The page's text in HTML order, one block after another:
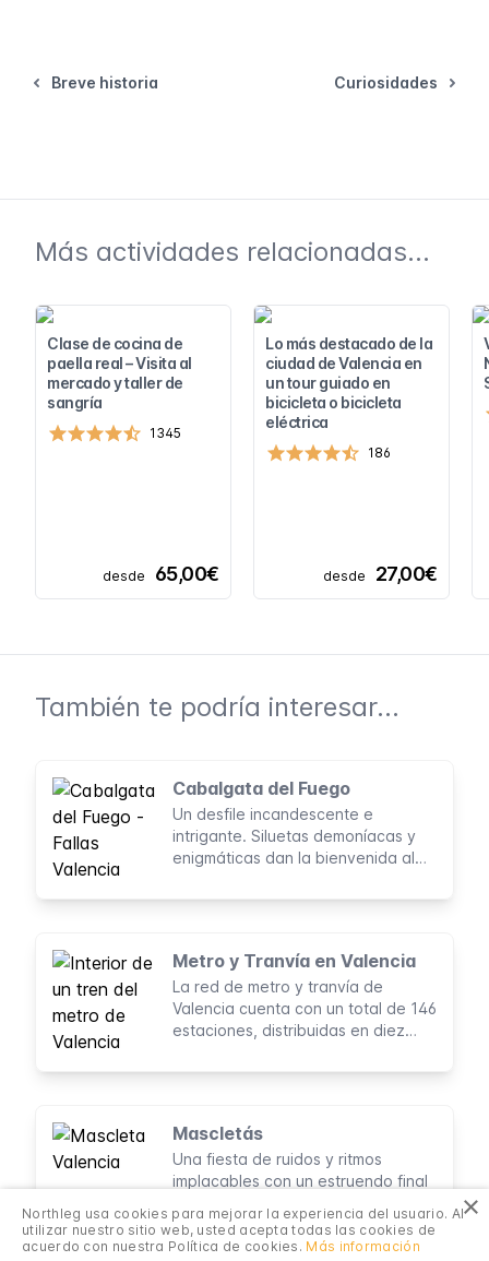
Breve historia Curiosidades
Más actividades relacionadas...
Clase de cocina de
paella real – Visita al
mercado y taller de
sangría
1345
desde 65,00€
Lo más destacado de la
ciudad de Valencia en
un tour guiado en
bicicleta o bicicleta
eléctrica
186
desde 27,00€
También te podría interesar...
Cabalgata del Fuego
Un desfile incandescente e
intrigante. Siluetas demoníacas y
enigmáticas dan la bienvenida al
preparando al público para la
Metro y Tranvía en Valencia
La red de metro y tranvía de
Valencia cuenta con un total de 146
estaciones, distribuidas en diez
162 km, cubre el área urbana de
ciudad.
Mascletás
Una fiesta de ruidos y ritmos
implacables con un estruendo final
Este es el recordatorio diario de
que la ciudad está en Fallas.
×
Northleg usa cookies para mejorar la experiencia del usuario. Al
utilizar nuestro sitio web, usted acepta todas las cookies de
acuerdo con nuestra Política de cookies. Más información